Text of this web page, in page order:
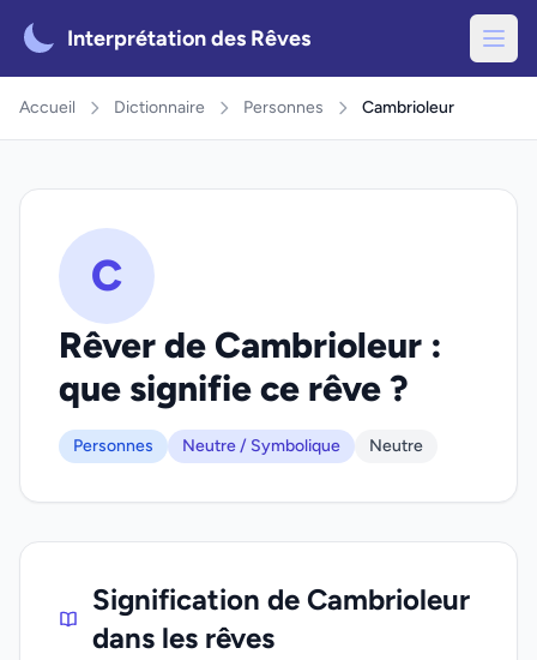
Interprétation des Rêves
Accueil Dictionnaire Personnes Cambrioleur
C
Rêver de Cambrioleur :
que signifie ce rêve ?
Personnes Neutre / Symbolique Neutre
Signification de Cambrioleur
dans les rêves